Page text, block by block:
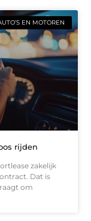
EN MOTOREN
rijden
zakelijk
Dat is
om